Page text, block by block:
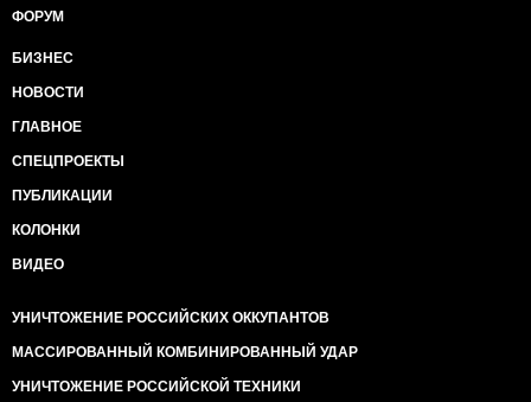
ФОРУМ
БИЗНЕС
НОВОСТИ
ГЛАВНОЕ
СПЕЦПРОЕКТЫ
ПУБЛИКАЦИИ
КОЛОНКИ
ВИДЕО
УНИЧТОЖЕНИЕ РОССИЙСКИХ ОККУПАНТОВ
МАССИРОВАННЫЙ КОМБИНИРОВАННЫЙ УДАР
УНИЧТОЖЕНИЕ РОССИЙСКОЙ ТЕХНИКИ